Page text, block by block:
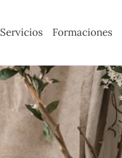
Servicios Formaciones